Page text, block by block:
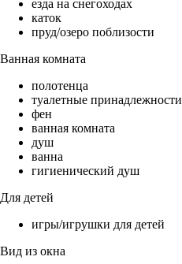
езда на снегоходах
каток
пруд/озеро поблизости
Ванная комната
полотенца
туалетные принадлежности
фен
ванная комната
душ
ванна
гигиенический душ
Для детей
игры/игрушки для детей
Вид из окна